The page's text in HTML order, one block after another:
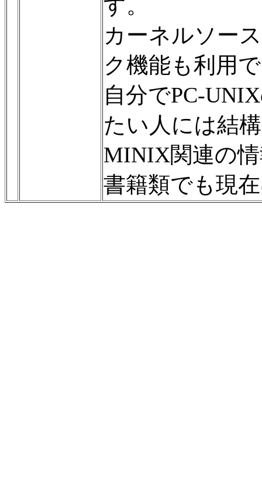
す。
カーネルソー
ク機能も利用
自分でPC-
たい人には結
MINIX関連の
書籍類でも現